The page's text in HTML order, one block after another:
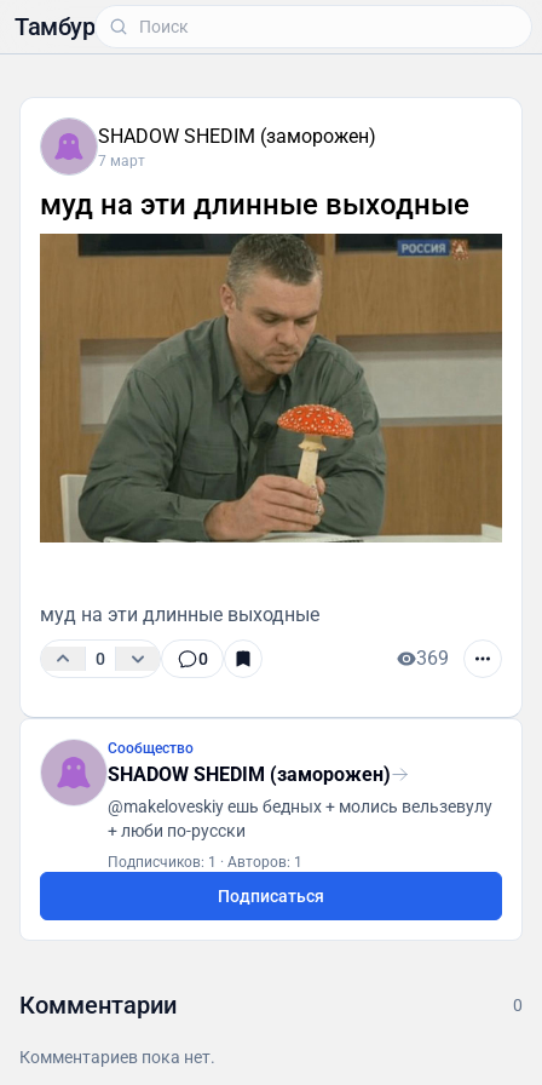
Тамбур
SHADOW SHEDIM (заморожен)
7 март
муд на эти длинные выходные
муд на эти длинные выходные
0 0 369
Сообщество
SHADOW SHEDIM (заморожен)
@makeloveskiy ешь бедных + молись вельзевулу
+ люби по-русски
Подписчиков: 1 · Авторов: 1
Подписаться
Комментарии 0
Комментариев пока нет.